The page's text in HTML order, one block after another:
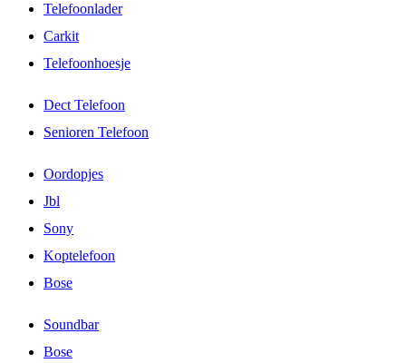
Telefoonlader
Carkit
Telefoonhoesje
Dect Telefoon
Senioren Telefoon
Oordopjes
Jbl
Sony
Koptelefoon
Bose
Soundbar
Bose